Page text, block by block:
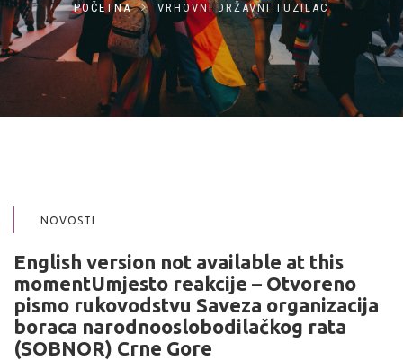
POČETNA VRHOVNI DRŽAVNI TUZILAC
NOVOSTI
English version not available at this
momentUmjesto reakcije – Otvoreno
pismo rukovodstvu Saveza organizacija
boraca narodnooslobodilačkog rata
(SOBNOR) Crne Gore